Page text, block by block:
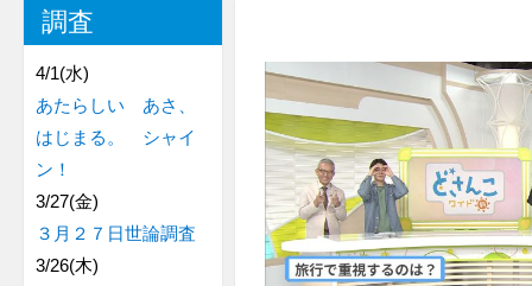
調査
4/1(水)
あたらしい あさ、
はじまる。 シャイ
ン！
3/27(金)
３月２７日世論調査
3/26(木)